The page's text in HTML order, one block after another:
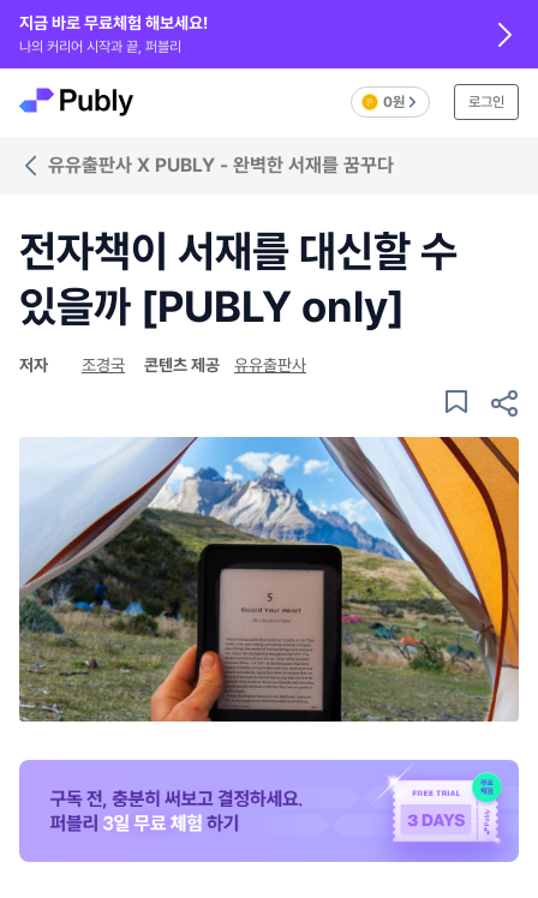
지금 바로 무료체험 해보세요!
나의 커리어 시작과 끝, 퍼블리
0원 로그인
유유출판사 X PUBLY - 완벽한 서재를 꿈꾸다
전자책이 서재를 대신할 수
있을까 [PUBLY only]
저자 조경국 콘텐츠 제공 유유출판사